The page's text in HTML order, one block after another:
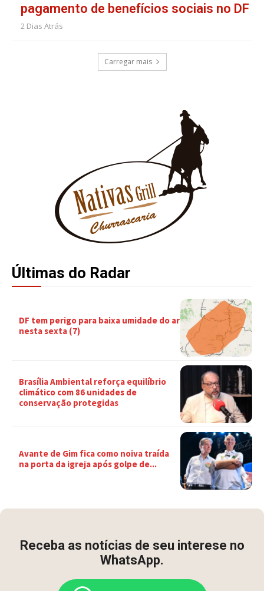
pagamento de benefícios sociais no DF
2 Dias Atrás
Carregar mais
Últimas do Radar
DF tem perigo para baixa umidade do ar
nesta sexta (7)
Brasília Ambiental reforça equilíbrio
climático com 86 unidades de
conservação protegidas
Avante de Gim fica como noiva traída
na porta da igreja após golpe de...
Receba as notícias de seu interese no
WhatsApp.